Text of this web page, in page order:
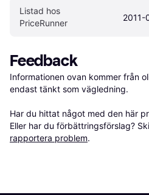
Listad hos
PriceRunner
2011-
Feedback
Informationen ovan kommer från
endast tänkt som vägledning.
Har du hittat något med den här
Eller har du förbättringsförslag?
rapportera problem.